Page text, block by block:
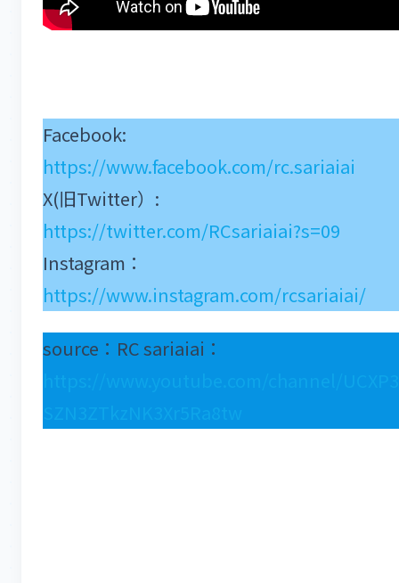
Facebook:
https://www.facebook.com/rc.sariaiai
X(旧Twitter）:
https://twitter.com/RCsariaiai?s=09
Instagram：
https://www.instagram.com/rcsariaiai/
source：RC sariaiai：